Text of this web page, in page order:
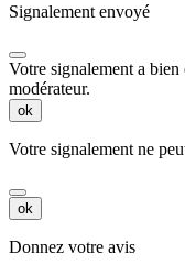
Signalement envoyé
Votre signalement a bien
modérateur.
ok
Votre signalement ne
ok
Donnez votre avis